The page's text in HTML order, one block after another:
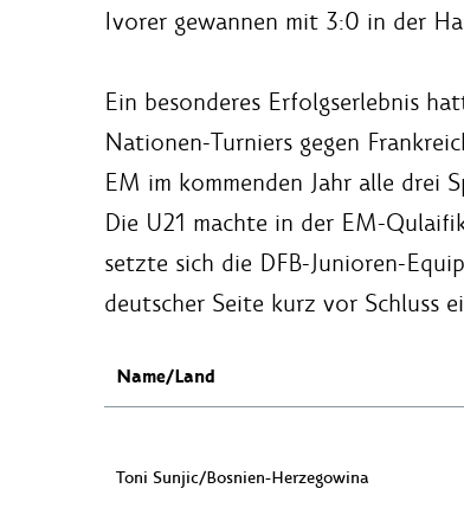
Ivorer gewannen mit 3:0 in der
Ein besonderes Erfolgserlebnis
Nationen-Turniers gegen
EM im kommenden Jahr alle drei
Die U21 machte in der EM-
setzte sich die DFB-Junioren-
deutscher Seite kurz vor Schluss
Name/Land
Toni Sunjic/Bosnien-Herzegowina